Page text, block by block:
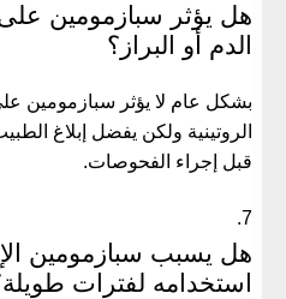
هل يؤثر سبازمومين على
الدم أو البراز؟
بشكل عام لا يؤثر سبازمومين
الروتينية ولكن يفضل إبلاغ
قبل إجراء الفحوصات.
هل يسبب سبازمومين
استخدامه لفترات